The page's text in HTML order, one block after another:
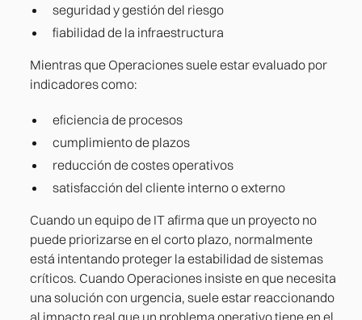
seguridad y gestión del riesgo
fiabilidad de la infraestructura
Mientras que Operaciones suele estar evaluado por
indicadores como:
eficiencia de procesos
cumplimiento de plazos
reducción de costes operativos
satisfacción del cliente interno o externo
Cuando un equipo de IT afirma que un proyecto no
puede priorizarse en el corto plazo, normalmente
está intentando proteger la estabilidad de sistemas
críticos. Cuando Operaciones insiste en que necesita
una solución con urgencia, suele estar reaccionando
al impacto real que un problema operativo tiene en el